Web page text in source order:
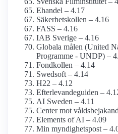
Ehandel – 4.17
Säkerhetskollen – 4.16
FASS – 4.16
IAB Sverige – 4.16
Globala målen (United
Programme - UNDP) –
Fondkollen – 4.14
Swedsoft – 4.14
H22 – 4.12
Efterlevande­guiden –
AI Sweden – 4.11
Center mot
Elements of AI – 4.09
Min myndighets­post –